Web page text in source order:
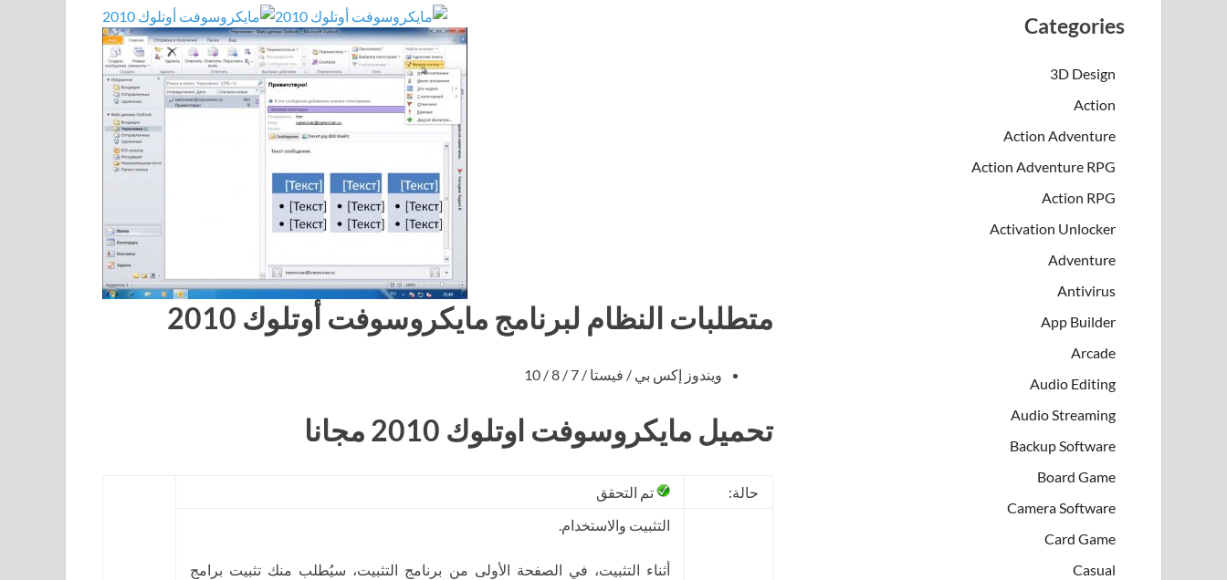
متطلبات النظام لبرنامج مايكروسوفت أوتلوك 2010
ويندوز إكس بي / فيستا / 7 / 8 / 10
تحميل مايكروسوفت اوتلوك 2010 مجانا
حالة: تم التحقق
التثبيت والاستخدام.
أثناء التثبيت، في الصفحة الأولى من برنامج التثبيت، سيُطلب منك تثبيت برامج
Categories
3D Design
Action
Action Adventure
Action Adventure RPG
Action RPG
Activation Unlocker
Adventure
Antivirus
App Builder
Arcade
Audio Editing
Audio Streaming
Backup Software
Board Game
Camera Software
Card Game
Casual